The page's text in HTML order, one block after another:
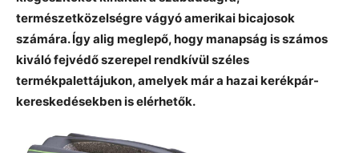
természetközelségre vágyó amerikai bicajosok
számára. Így alig meglepő, hogy manapság is számos
kiváló fejvédő szerepel rendkívül széles
termékpalettájukon, amelyek már a hazai kerékpár-
kereskedésekben is elérhetők.